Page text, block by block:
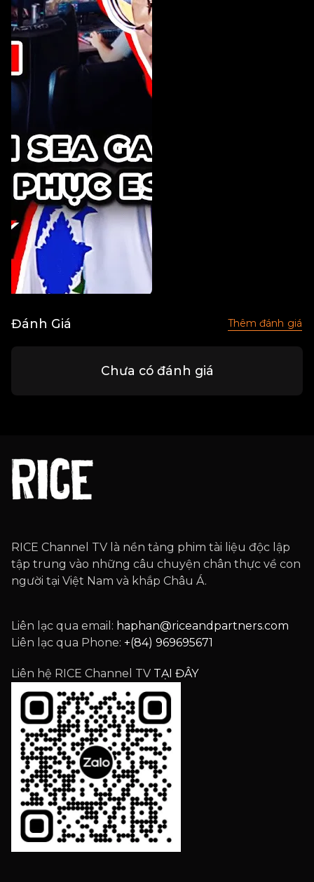
Đánh Giá Thêm đánh giá
Chưa có đánh giá
RICE Channel TV là nền tảng phim tài liệu độc lập
tập trung vào những câu chuyện chân thực về con
người tại Việt Nam và khắp Châu Á.
Liên lạc qua email: haphan@riceandpartners.com
Liên lạc qua Phone: +(84) 969695671
Liên hệ RICE Channel TV TẠI ĐÂY